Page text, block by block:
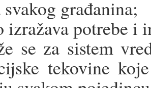
građanina;
izražava potrebe i
se za sistem
tekovine